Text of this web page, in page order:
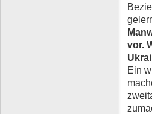
Man
vor.
Ein